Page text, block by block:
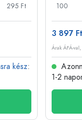
295 Ft
kész:
100
3 897 Ft
Árak ÁFÁ-
1-2